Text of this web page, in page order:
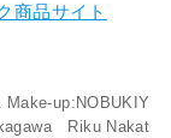
商品サイト
up:NOBUKIY
Riku Nakat